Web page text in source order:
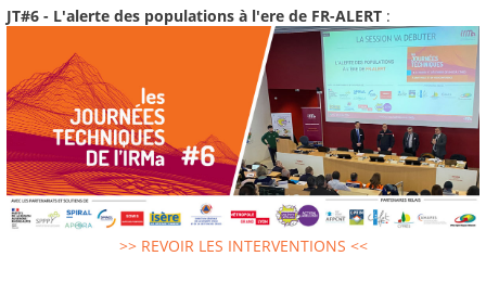
JT#6 - L'alerte des populations à l'ere de FR-ALERT :
>> REVOIR LES INTERVENTIONS <<